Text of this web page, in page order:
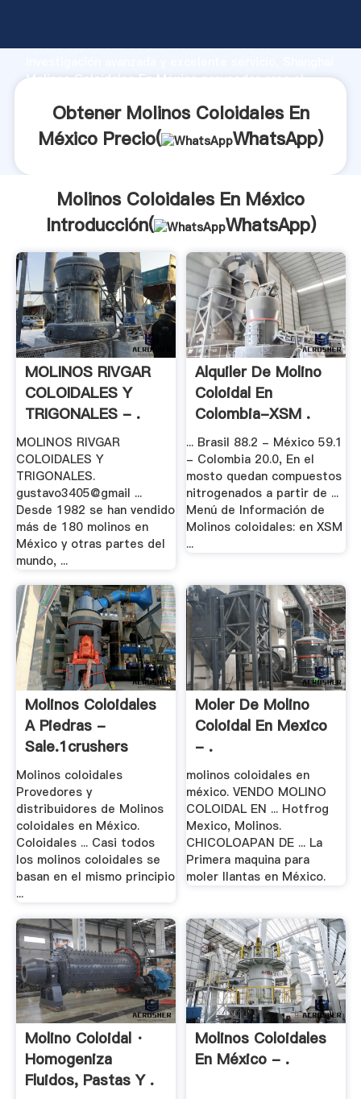
fuerte capacidad de producción, fuerza de
Molinos Coloidales En México proveedor crea el
Obtener Molinos Coloidales En
México Precio(
WhatsApp)
Molinos Coloidales En México
Introducción(
WhatsApp)
MOLINOS RIVGAR
COLOIDALES Y
TRIGONALES - .
MOLINOS RIVGAR
COLOIDALES Y
TRIGONALES.
gustavo3405@gmail ...
Desde 1982 se han vendido
más de 180 molinos en
México y otras partes del
mundo, ...
Alquiler De Molino
Coloidal En
Colombia-XSM .
... Brasil 88.2 - México 59.1
- Colombia 20.0, En el
mosto quedan compuestos
nitrogenados a partir de ...
Menú de Información de
Molinos coloidales: en XSM
...
Molinos Coloidales
A Piedras -
Sale.1crushers
Molinos coloidales
Provedores y
distribuidores de Molinos
coloidales en México.
Coloidales ... Casi todos
los molinos coloidales se
basan en el mismo principio
...
Moler De Molino
Coloidal En Mexico
- .
molinos coloidales en
méxico. VENDO MOLINO
COLOIDAL EN ... Hotfrog
Mexico, Molinos.
CHICOLOAPAN DE ... La
Primera maquina para
moler llantas en México.
Molino Coloidal ·
Homogeniza
Fluidos, Pastas Y .
Molinos Coloidales
En México - .